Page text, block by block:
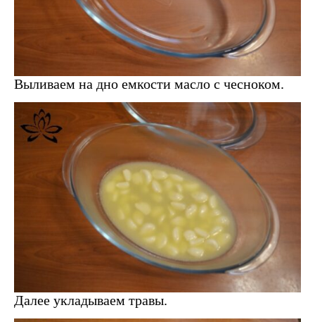
Выливаем на дно емкости масло с чесноком.
Далее укладываем травы.